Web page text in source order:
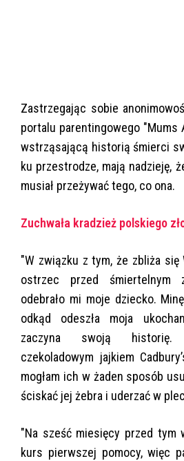
Zastrzegając sobie
portalu parentingowego "Mums
wstrząsającą historią śmierci
ku przestrodze, mają nadzieję,
musiał przeżywać tego, co ona.
Zuchwała kradzież polskiego
"W związku z tym, że zbliża się
ostrzec przed śmiertelnym
odebrało mi moje dziecko.
odkąd odeszła moja
zaczyna swoją historię.
czekoladowym jajkiem
mogłam ich w żaden sposób
ściskać jej żebra i uderzać w
"Na sześć miesięcy przed tym
kurs pierwszej pomocy, więc